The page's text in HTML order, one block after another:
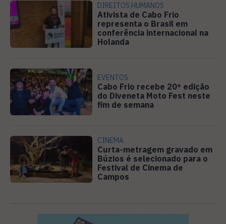
DIREITOS HUMANOS
Ativista de Cabo Frio
representa o Brasil em
conferência internacional na
Holanda
EVENTOS
Cabo Frio recebe 20ª edição
do Diveneta Moto Fest neste
fim de semana
CINEMA
Curta-metragem gravado em
Búzios é selecionado para o
Festival de Cinema de
Campos